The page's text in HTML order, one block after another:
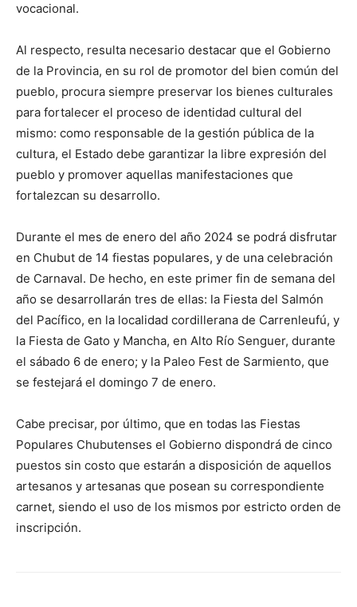
vocacional.
Al respecto, resulta necesario destacar que el Gobierno
de la Provincia, en su rol de promotor del bien común del
pueblo, procura siempre preservar los bienes culturales
para fortalecer el proceso de identidad cultural del
mismo: como responsable de la gestión pública de la
cultura, el Estado debe garantizar la libre expresión del
pueblo y promover aquellas manifestaciones que
fortalezcan su desarrollo.
Durante el mes de enero del año 2024 se podrá disfrutar
en Chubut de 14 fiestas populares, y de una celebración
de Carnaval. De hecho, en este primer fin de semana del
año se desarrollarán tres de ellas: la Fiesta del Salmón
del Pacífico, en la localidad cordillerana de Carrenleufú, y
la Fiesta de Gato y Mancha, en Alto Río Senguer, durante
el sábado 6 de enero; y la Paleo Fest de Sarmiento, que
se festejará el domingo 7 de enero.
Cabe precisar, por último, que en todas las Fiestas
Populares Chubutenses el Gobierno dispondrá de cinco
puestos sin costo que estarán a disposición de aquellos
artesanos y artesanas que posean su correspondiente
carnet, siendo el uso de los mismos por estricto orden de
inscripción.